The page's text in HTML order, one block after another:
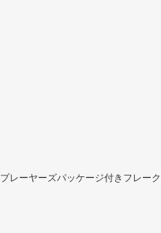
プレーヤーズパッケージ付きフレー